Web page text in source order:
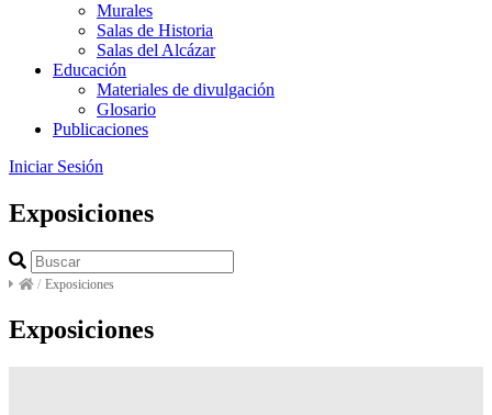
Murales
Salas de Historia
Salas del Alcázar
Educación
Materiales de divulgación
Glosario
Publicaciones
Iniciar Sesión
Exposiciones
/ Exposiciones
Exposiciones